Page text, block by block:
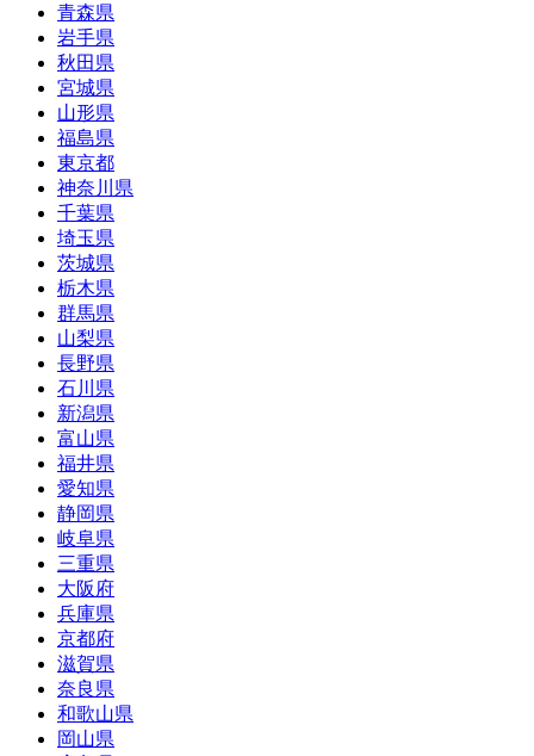
青森県
岩手県
秋田県
宮城県
山形県
福島県
東京都
神奈川県
千葉県
埼玉県
茨城県
栃木県
群馬県
山梨県
長野県
石川県
新潟県
富山県
福井県
愛知県
静岡県
岐阜県
三重県
大阪府
兵庫県
京都府
滋賀県
奈良県
和歌山県
岡山県